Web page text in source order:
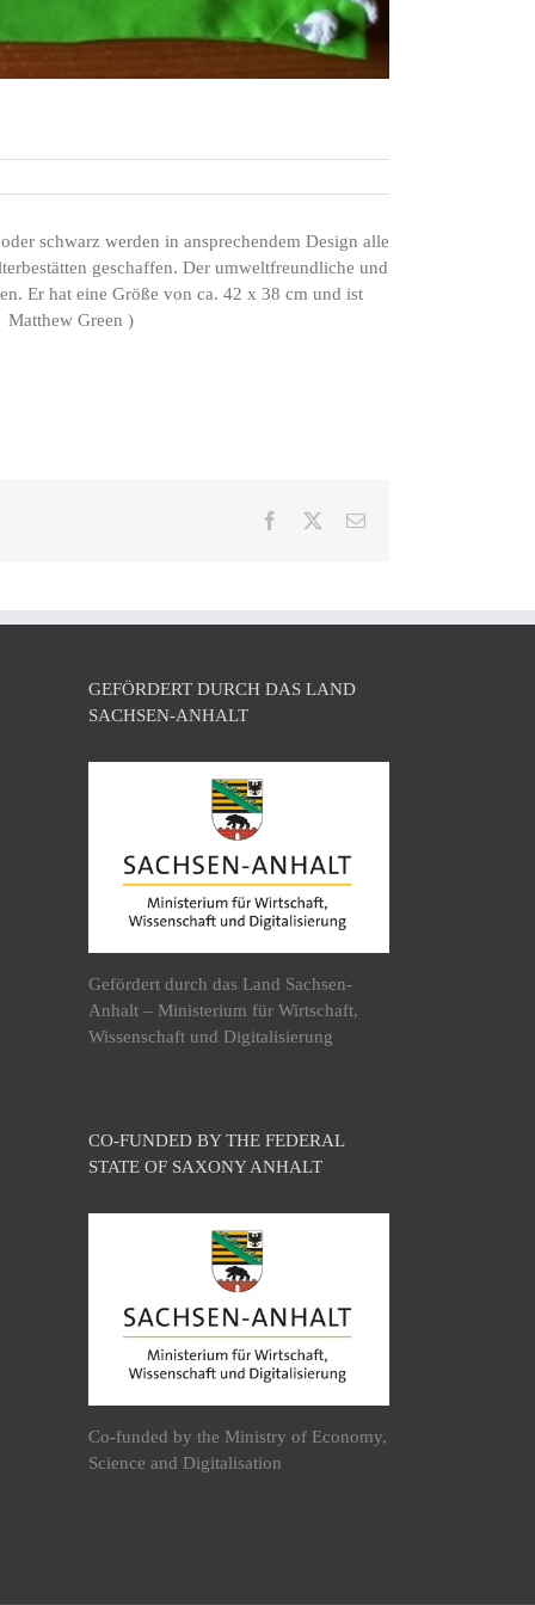
schwarz werden in ansprechendem Design alle
geschaffen. Der umweltfreundliche und
Er hat eine Größe von ca. 42 x 38 cm und ist
Matthew Green )
Facebook
E-
GEFÖRDERT DURCH DAS LAND
SACHSEN-ANHALT
Gefördert durch das Land Sachsen-
Anhalt – Ministerium für Wirtschaft,
Wissenschaft und Digitalisierung
CO-FUNDED BY THE FEDERAL
STATE OF SAXONY ANHALT
Co-funded by the Ministry of Economy,
Science and Digitalisation